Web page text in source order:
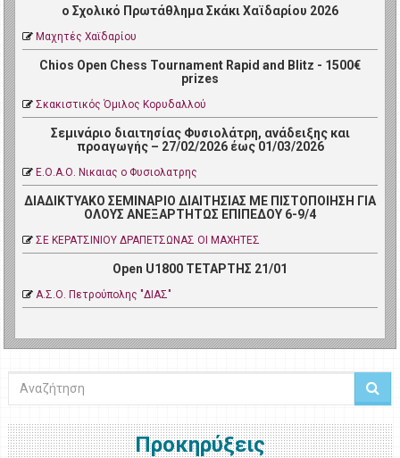
ο Σχολικό Πρωτάθλημα Σκάκι Χαϊδαρίου 2026
Μαχητές Χαϊδαρίου
Chios Open Chess Tournament Rapid and Blitz - 1500€
prizes
Σκακιστικός Όμιλος Κορυδαλλού
Σεμινάριο διαιτησίας Φυσιολάτρη, ανάδειξης και
προαγωγής – 27/02/2026 έως 01/03/2026
Ε.Ο.Α.Ο. Νικαιας ο Φυσιολατρης
ΔΙΑΔΙΚΤΥΑΚΟ ΣΕΜΙΝΑΡΙΟ ΔΙΑΙΤΗΣΙΑΣ ΜΕ ΠΙΣΤΟΠΟΙΗΣΗ ΓΙΑ
ΟΛΟΥΣ ΑΝΕΞΑΡΤΗΤΩΣ ΕΠΙΠΕΔΟΥ 6-9/4
ΣΕ ΚΕΡΑΤΣΙΝΙΟΥ ΔΡΑΠΕΤΣΩΝΑΣ ΟΙ ΜΑΧΗΤΕΣ
Open U1800 ΤΕΤΑΡΤΗΣ 21/01
Α.Σ.Ο. Πετρoύπολης "ΔΙΑΣ"
Προκηρύξεις